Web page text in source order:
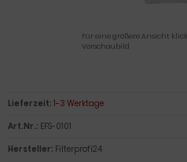
Für eine größere Ansicht
Vorschaubild
Lieferzeit: 1-3 Werktage
Art.Nr.: EFS-0101
Hersteller: Filterprofi24